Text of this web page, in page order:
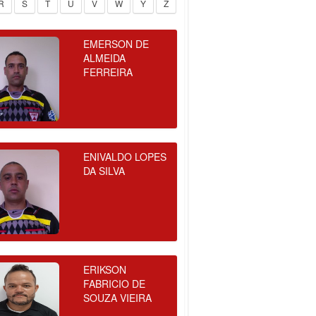
S T U V W Y Z
EMERSON DE
ALMEIDA
FERREIRA
ENIVALDO LOPES
DA SILVA
ERIKSON
FABRICIO DE
SOUZA VIEIRA